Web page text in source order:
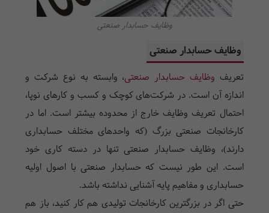
وظایف حسابدار صنعتی
وظایف حسابدار صنعتی
تعریف وظایف حسابدار صنعتی، وابسته به نوع شرکت و
اندازه آن است. در شرکت‌های کوچک و کسب و کارهای نوپا،
احتمال تعریف وظایف خارج از محدوده بیشتر است. اما در
کارخانجات صنعتی بزرگ (که واحدهای مختلف حسابداری
دارند)، وظایف حسابدار صنعتی تنها در دسته کاری خود
است. این طور نیست که حسابدار صنعتی با اصول اولیه
حسابداری و مفاهیم پایه آشنایی نداشته باشد.
حتی اگر در بزرگترین کارخانجات تولیدی هم کار کنید، باز هم